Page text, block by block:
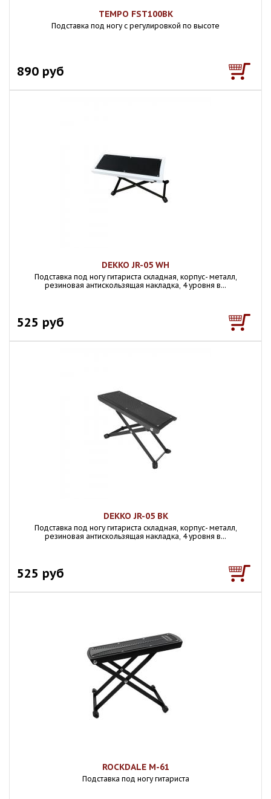
TEMPO FST100BK
Подставка под ногу с регулировкой по высоте
890 руб
DEKKO JR-05 WH
Подставка под ногу гитариста складная, корпус- металл,
резиновая антискользящая накладка, 4 уровня в...
525 руб
DEKKO JR-05 BK
Подставка под ногу гитариста складная, корпус- металл,
резиновая антискользящая накладка, 4 уровня в...
525 руб
ROCKDALE M-61
Подставка под ногу гитариста